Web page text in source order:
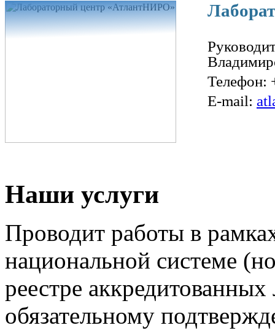
Телефон:
E-mail:
Наши услуги
Проводит работы в
национальной системе
реестре
обязательному